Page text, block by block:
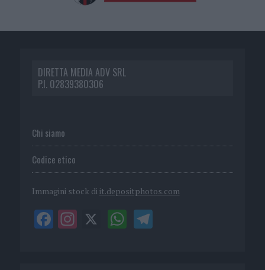
DIRETTA MEDIA ADV SRL
P.I. 02839380306
Chi siamo
Codice etico
Immagini stock di it.depositphotos.com